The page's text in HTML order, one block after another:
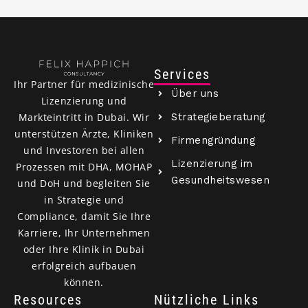
Ihr Partner für medizinische
Lizenzierung und
Markteintritt in Dubai. Wir
unterstützen Ärzte, Kliniken
und Investoren bei allen
Prozessen mit DHA, MOHAP
und DoH und begleiten Sie
in Strategie und
Compliance, damit Sie Ihre
Karriere, Ihr Unternehmen
oder Ihre Klinik in Dubai
erfolgreich aufbauen
können.
Services
Über uns
Strategieberatung
Firmengründung
Lizenzierung im
Gesundheitswesen
Resources Nützliche Links